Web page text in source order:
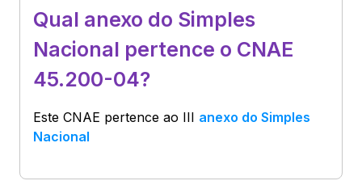
Qual anexo do Simples
Nacional pertence o CNAE
45.200-04?
Este CNAE pertence ao III anexo do Simples
Nacional